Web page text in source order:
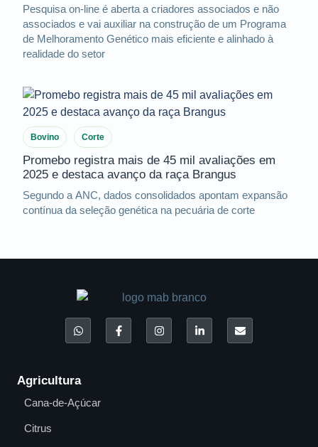
Pesquisa on-line é aberta a criadores associados e não
associados e vai auxiliar na construção de um Programa
de Melhoramento Genético mais eficiente e alinhado à
realidade do setor
Bovino Corte
Promebo registra mais de 45 mil avaliações em
2025 e destaca avanço da raça Brangus
Segundo a ANC, dados consolidados apontam expansão
contínua da seleção genética na pecuária de corte
Agricultura
Cana-de-Açúcar
Citrus